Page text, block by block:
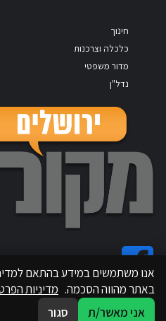
חינוך
כלכלה וצרכנות
מדור משפטי
נדל"ן
אנו משתמשים במידע בהתאם
באתר מהווה הסכמה. מדיניות
אני מאשר/ת
סגור